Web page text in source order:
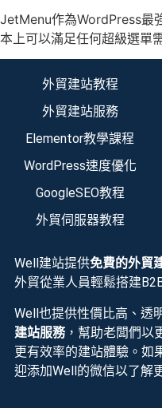
JetMenu作為WordPress最
本上可以滿足任何超級選單
外貿建站教程
外貿建站服務
Elementor教學課程
WordPress速度優化
GoogleSEO教程
外貿伺服器教程
Well建站提供免費的外貿
外貿從業人員輕鬆搭建
Well也提供性價比高、透
建站服務，幫助老闆們以
更有效率的建站體驗。如
迎添加Well的微信以了解